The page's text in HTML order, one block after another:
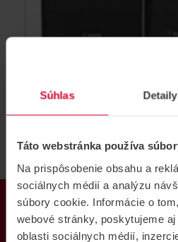
Súhlas Detaily
Táto webstránka používa
Na prispôsobenie obsahu a
sociálnych médií a analýzu
súbory cookie. Informácie o
webové stránky, poskytujeme
oblasti sociálnych médií,
PRODUKTY
BOSCH LB20-PC75-
skrinkový 5 "8 Ohm
Reproduktor skrinkový 5 "8 Ohm
LB20-PC75-